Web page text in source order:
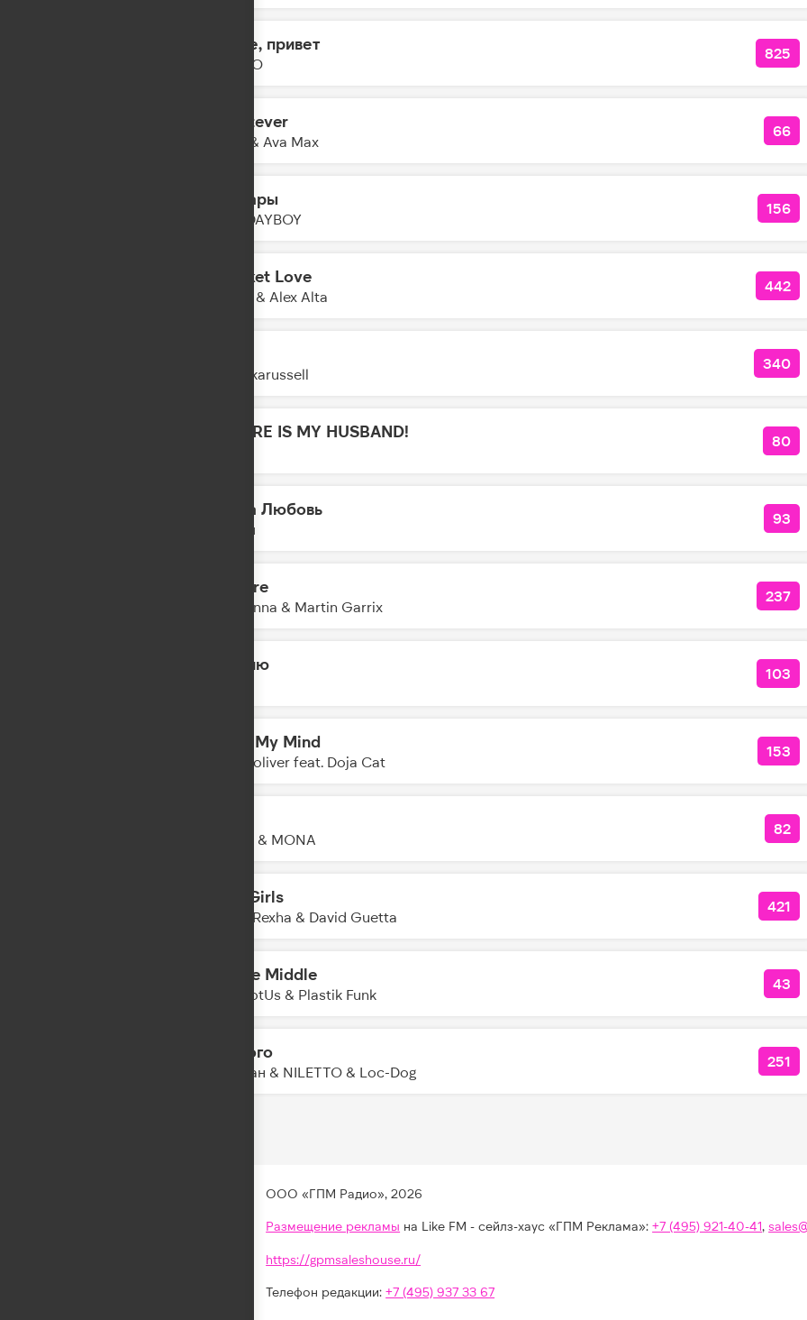
Море, привет
DABRO
825
Whatever
Kygo & Ava Max
66
Пожары
XOLIDAYBOY
156
Cricket Love
KDDK & Alex Alta
442
Klangkarussell
340
WHERE IS MY HUSBAND! 80
Наша Любовь
Лилая
93
Bizarre
Madonna & Martin Garrix
237
Помню 103
Lose My Mind
Don Toliver feat. Doja Cat
153
Баста & MONA
82
Sad Girls
Bebe Rexha & David Guetta
421
In The Middle
YouNotUs & Plastik Funk
43
Дорого
Джиган & NILETTO & Loc-Dog
251
ООО «ГПМ Радио», 2026
Размещение рекламы на Like FM - сейлз-хаус «ГПМ Реклама»:+7 (495) 921-40-41,
https://gpmsaleshouse.ru/
Телефон редакции:+7 (495) 937 33 67